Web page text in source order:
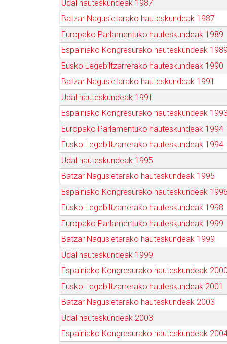
Udal hauteskundeak 1987
Batzar Nagusietarako hauteskundeak 1987
Europako Parlamentuko hauteskundeak 1989
Espainiako Kongresurako hauteskundeak 1989
Eusko Legebiltzarrerako hauteskundeak 1990
Batzar Nagusietarako hauteskundeak 1991
Udal hauteskundeak 1991
Espainiako Kongresurako hauteskundeak 1993
Europako Parlamentuko hauteskundeak 1994
Eusko Legebiltzarrerako hauteskundeak 1994
Udal hauteskundeak 1995
Batzar Nagusietarako hauteskundeak 1995
Espainiako Kongresurako hauteskundeak 1996
Eusko Legebiltzarrerako hauteskundeak 1998
Europako Parlamentuko hauteskundeak 1999
Batzar Nagusietarako hauteskundeak 1999
Udal hauteskundeak 1999
Espainiako Kongresurako hauteskundeak 2000
Eusko Legebiltzarrerako hauteskundeak 2001
Batzar Nagusietarako hauteskundeak 2003
Udal hauteskundeak 2003
Espainiako Kongresurako hauteskundeak